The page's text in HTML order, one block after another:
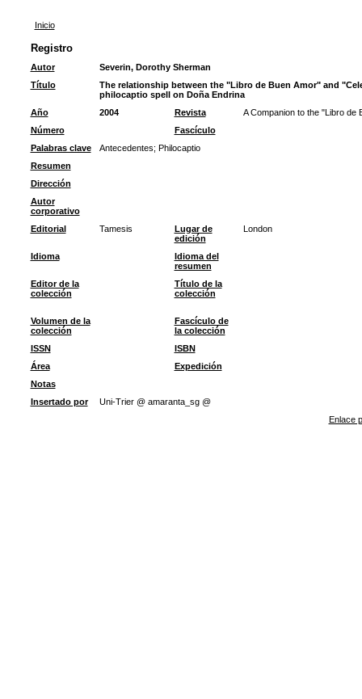
Inicio
Registro
Autor
Severin, Dorothy Sherman
Título
The relationship between the "Libro de Buen Amor" and
philocaptio spell on Doña Endrina
Año
2004 Revista
A Companion to the "Libro de
Número
Fascículo
Palabras clave
Antecedentes; Philocaptio
Resumen
Dirección
Autor
corporativo
Editorial
Tamesis
Lugar de
edición
London
Idioma
Idioma del
resumen
Editor de la
colección
Título de la
colección
Volumen de la
colección
Fascículo de
la colección
ISSN
ISBN
Área
Expedición
Notas
Insertado por
Uni-Trier @ amaranta_sg @
Enlace